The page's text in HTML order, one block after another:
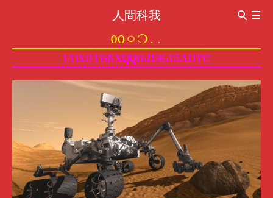
人間科我
ABOUT
Introduction CV
관상이동법觀想移動法
이동전조 異同前兆 이동동작 異同動作 이동통 異同痛
0oㅇ❍..
0 신경구멍 神經洞 o 돌의 힘 石之力
ㅇ보는 돌 觀賞石
❍ 내가 없는 세계 沒有我的世界
..멍멍 梦梦
0Oㅇ❍..
UOX01GNXQQOJSKJ5ADTC